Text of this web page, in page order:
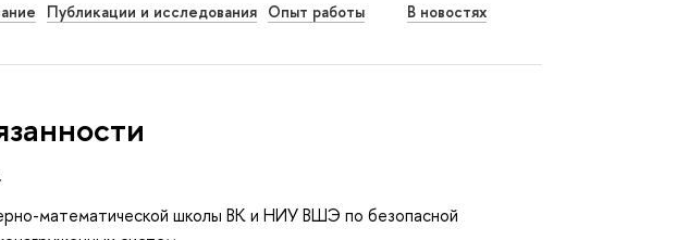
Публикации и исследования Опыт работы В новостях
математической школы ВК и НИУ ВШЭ по безопасной